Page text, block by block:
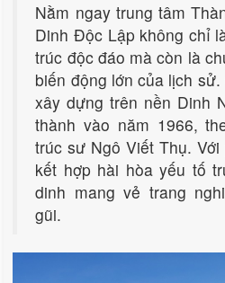
Nằm ngay trung tâm
Dinh Độc Lập không chỉ
trúc độc đáo mà còn là
biến động lớn của lịch
xây dựng trên nền Dinh
thành vào năm 1966,
trúc sư Ngô Viết Thụ.
kết hợp hài hòa yếu tố
dinh mang vẻ trang
gũi.